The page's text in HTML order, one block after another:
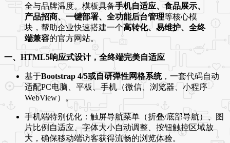
全与品牌温度。模板具备手机自适应、食品展示、
产品招商、一键部署、全功能后台管理等核心模
块，帮助企业快速搭建一个高转化、易维护、全终
端兼容的官方网站。
一、HTML5响应式设计，全终端完美自适应
基于Bootstrap 4/5或自研弹性网格系统，一套代码自动
适配PC电脑、平板、手机（微信、浏览器、小程序
WebView）。
手机端特别优化：触屏导航菜单（折叠/底部导航）、图
片比例自适应、字体大小自动调整、按钮触控区域放
大，确保移动端访客获得流畅的浏览体验。